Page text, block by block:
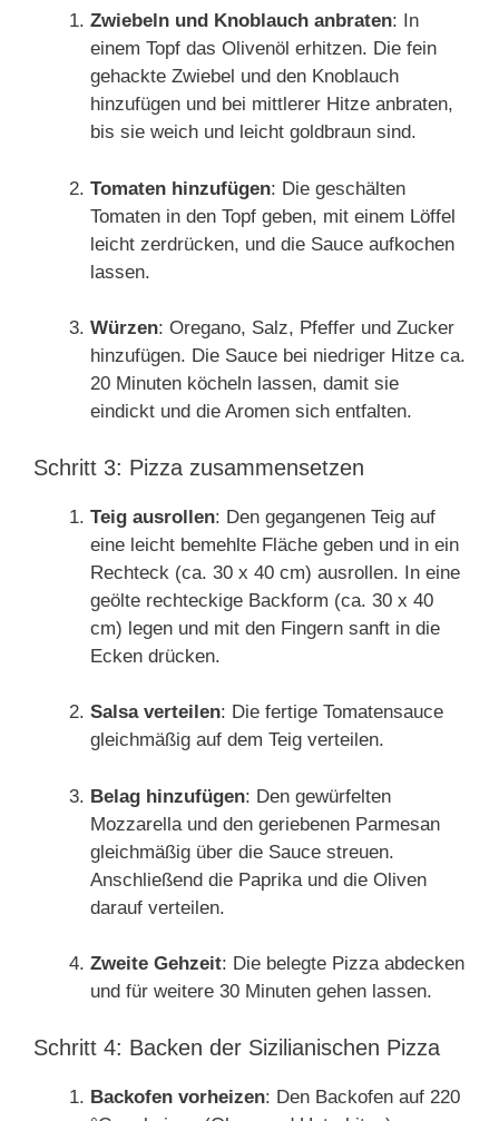
Zwiebeln und Knoblauch anbraten: In
einem Topf das Olivenöl erhitzen. Die fein
gehackte Zwiebel und den Knoblauch
hinzufügen und bei mittlerer Hitze anbraten,
bis sie weich und leicht goldbraun sind.
Tomaten hinzufügen: Die geschälten
Tomaten in den Topf geben, mit einem Löffel
leicht zerdrücken, und die Sauce aufkochen
lassen.
Würzen: Oregano, Salz, Pfeffer und Zucker
hinzufügen. Die Sauce bei niedriger Hitze ca.
20 Minuten köcheln lassen, damit sie
eindickt und die Aromen sich entfalten.
Schritt 3: Pizza zusammensetzen
Teig ausrollen: Den gegangenen Teig auf
eine leicht bemehlte Fläche geben und in ein
Rechteck (ca. 30 x 40 cm) ausrollen. In eine
geölte rechteckige Backform (ca. 30 x 40
cm) legen und mit den Fingern sanft in die
Ecken drücken.
Salsa verteilen: Die fertige Tomatensauce
gleichmäßig auf dem Teig verteilen.
Belag hinzufügen: Den gewürfelten
Mozzarella und den geriebenen Parmesan
gleichmäßig über die Sauce streuen.
Anschließend die Paprika und die Oliven
darauf verteilen.
Zweite Gehzeit: Die belegte Pizza abdecken
und für weitere 30 Minuten gehen lassen.
Schritt 4: Backen der Sizilianischen Pizza
Backofen vorheizen: Den Backofen auf 220